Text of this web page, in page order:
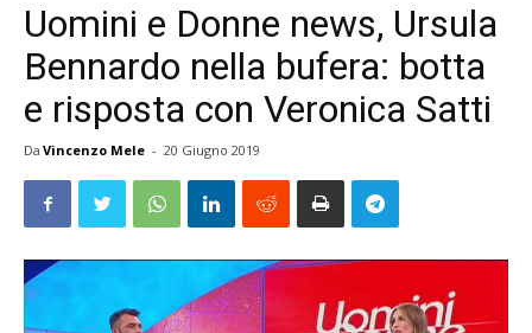
Uomini e Donne news, Ursula
Bennardo nella bufera: botta
e risposta con Veronica Satti
Da Vincenzo Mele - 20 Giugno 2019